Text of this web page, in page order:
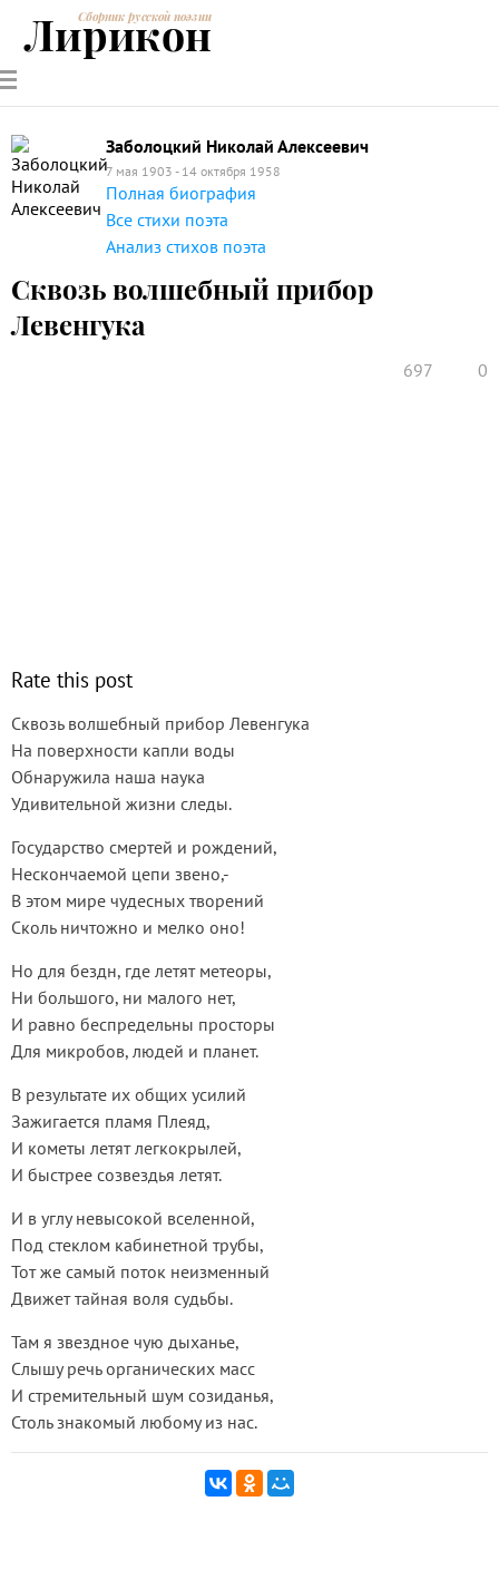
РУССКИЕ
ПОЭТЫ
СОВРЕМЕННИКИЭНЦИКЛОПЕДИЯ
ПОЭЗИИ
Сборник русской поэзии
Лирикон
Заболоцкий Николай Алексеевич
7 мая 1903 - 14 октября 1958
Полная биография
Все стихи поэта
Анализ стихов поэта
Сквозь волшебный прибор
Левенгука
697 0
Rate this post
Сквозь волшебный прибор Левенгука
На поверхности капли воды
Обнаружила наша наука
Удивительной жизни следы.
Государство смертей и рождений,
Нескончаемой цепи звено,-
В этом мире чудесных творений
Сколь ничтожно и мелко оно!
Но для бездн, где летят метеоры,
Ни большого, ни малого нет,
И равно беспредельны просторы
Для микробов, людей и планет.
В результате их общих усилий
Зажигается пламя Плеяд,
И кометы летят легкокрылей,
И быстрее созвездья летят.
И в углу невысокой вселенной,
Под стеклом кабинетной трубы,
Тот же самый поток неизменный
Движет тайная воля судьбы.
Там я звездное чую дыханье,
Слышу речь органических масс
И стремительный шум созиданья,
Столь знакомый любому из нас.